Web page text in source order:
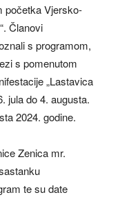
početka Vjersko-
Članovi
s programom,
s pomenutom
„Lastavica
jula do 4. augusta.
2024. godine.
Zenica mr.
te su date